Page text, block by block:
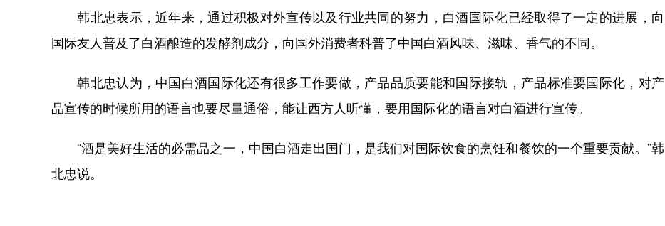
韩北忠表示，近年来，通过积极对外宣传以及行业共同的努力，白酒国际化已经取得了一定的进展，向
国际友人普及了白酒酿造的发酵剂成分，向国外消费者科普了中国白酒风味、滋味、香气的不同。
韩北忠认为，中国白酒国际化还有很多工作要做，产品品质要能和国际接轨，产品标准要国际化，对产
品宣传的时候所用的语言也要尽量通俗，能让西方人听懂，要用国际化的语言对白酒进行宣传。
“酒是美好生活的必需品之一，中国白酒走出国门，是我们对国际饮食的烹饪和餐饮的一个重要贡献。”韩
北忠说。